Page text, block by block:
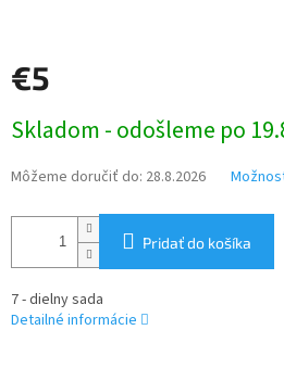
€5
cena:
Skladom - odošleme po
Môžeme doručiť do: 28.8.2026
Pridať do košíka
7 - dielny sada
Detailné informácie